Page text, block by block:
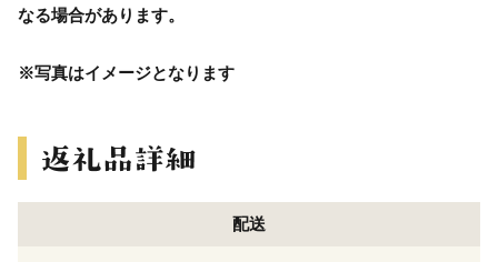
なる場合があります。
※写真はイメージとなります
配送